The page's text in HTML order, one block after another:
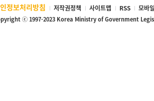
정보처리방침 저작권정책 사이트맵 RSS 모바
ⓒ 1997-2023 Korea Ministry of Government